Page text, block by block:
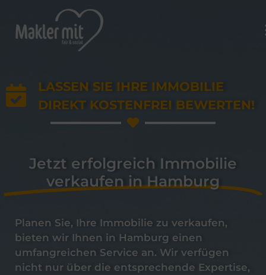
LASSEN SIE IHRE IMMOBILIE
DIREKT KOSTENFREI BEWERTEN!
Jetzt erfolgreich Immobilie
verkaufen in Hamburg
Planen Sie, Ihre Immobilie zu verkaufen,
bieten wir Ihnen in Hamburg einen
umfangreichen Service an. Wir verfügen
nicht nur über die entsprechende Expertise,